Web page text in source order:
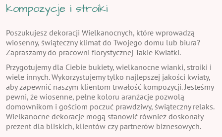
kompozycje i stroiki
Poszukujesz dekoracji Wielkanocnych, które wprowadzą
wiosenny, świąteczny klimat do Twojego domu lub biura?
Zapraszamy do pracowni florystycznej Takie Kwiatki.
Przygotujemy dla Ciebie bukiety, wielkanocne wianki, stroiki i
wiele innych. Wykorzystujemy tylko najlepszej jakości kwiaty,
aby zapewnić naszym klientom trwałość kompozycji. Jesteśmy
pewni, że wiosenne, pełne koloru aranżacje pozwolą
domownikom i gościom poczuć prawdziwy, świąteczny relaks.
Wielkanocne dekoracje mogą stanowić również doskonały
prezent dla bliskich, klientów czy partnerów biznesowych.